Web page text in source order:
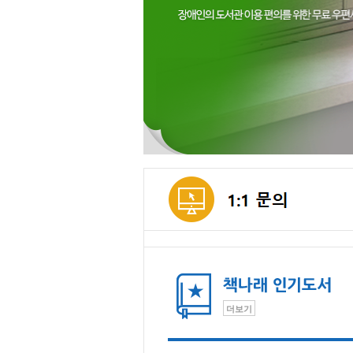
메인컨텐츠
더보기